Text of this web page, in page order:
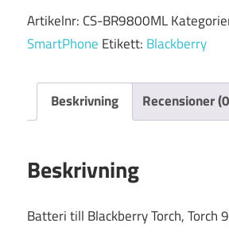
Artikelnr: CS-BR9800ML
SmartPhone Etikett: Blackberry
Beskrivning Recensioner
Beskrivning
Batteri till Blackberry Torch, Torch